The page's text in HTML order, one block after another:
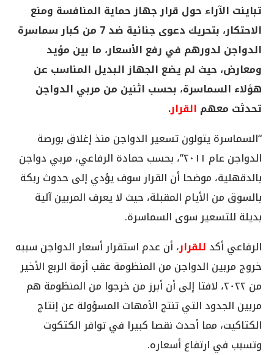
تباينت الآراء حول قرار جهاز حماية المنافسة ومنع
الاحتكار، بتحريك دعوى جنائية ضد 7 من كبار سماسرة
الدواجن لدورهم في رفع الأسعار، ما بين مؤيد
ومعارض، حيث لم يضع الجهاز البديل المناسب عن
هؤلاء السماسرة، بحسب اثنين من مربي الدواجن
تحدثت معهم القرار.
“السماسرة يتولون تسعير الدواجن منذ إغلاق بورصة
الدواجن عام ٢٠١١”، بحسب حمادة الرفاعي، مربي دواجن
بالدقهلية، موضحا أن القرار سوف يؤدي إلى حدوث ربكة
بالسوق من الأيام المقبلة، حيث لا يعرف المربين آلية
بديلة للتسعير سوى السماسرة.
الرفاعي أكد للقرار، أن عدم استقرار أسعار الدواجن سببه
خروج مربين الدواجن من المنظومة عقب أزمة الربع الأخير
من ٢٠٢٢، لافتا إلى أن أبرز من خرجوا من المنظومة هم
مربين الجدود التي تنتج الأمهات المسؤولة عن إنتاج
الكتاكيت، مما أحدث نقصا كبيرا في توافر الكتكوت
وتسبب في ارتفاع أسعاره.